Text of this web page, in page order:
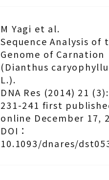
M Yagi et al.
Sequence Analysis of
Genome of Carnation
(Dianthus
L.).
DNA Res (2014) 21 (3):
231-241 first
online December 17,
DOI：
10.1093/dnares/